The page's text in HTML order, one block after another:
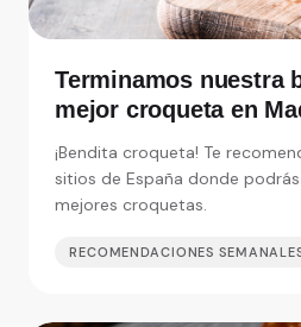
Terminamos nuestra
mejor croqueta en
¡Bendita croqueta! Te
sitios de España donde
mejores croquetas.
RECOMENDACIONES